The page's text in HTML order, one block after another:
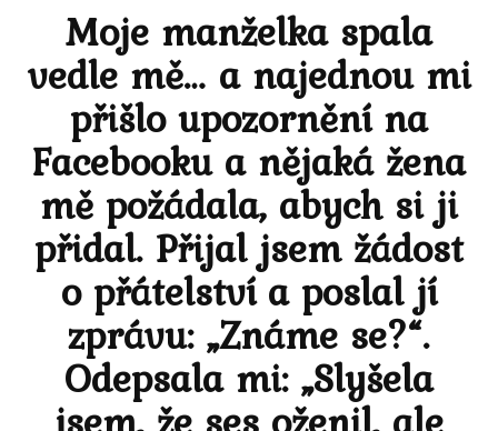
Moje manželka spala
vedle mě… a najednou mi
přišlo upozornění na
Facebooku a nějaká žena
mě požádala, abych si ji
přidal. Přijal jsem žádost
o přátelství a poslal jí
zprávu: „Známe se?“.
Odepsala mi: „Slyšela